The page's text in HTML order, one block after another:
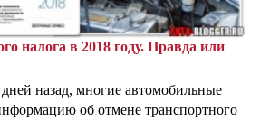
налога в 2018 году. Правда или
назад, многие автомобильные
об отмене транспортного